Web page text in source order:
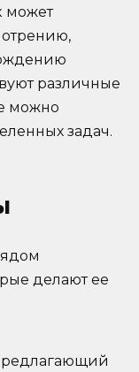
может
различные
можно
задач.
делают ее